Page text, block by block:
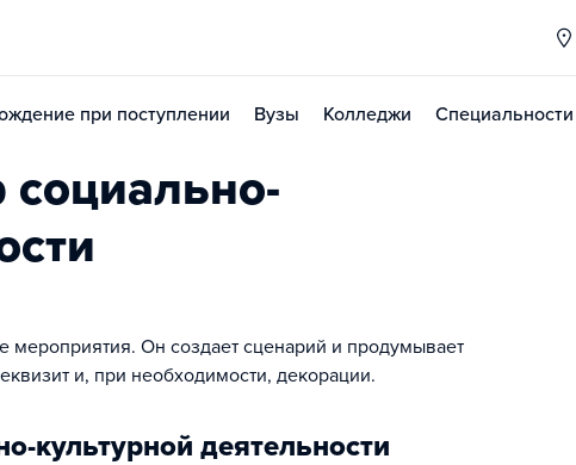
при поступлении Вузы Колледжи Специальности
мероприятия. Он создает сценарий и продумывает
и, при необходимости, декорации.
культурной деятельности